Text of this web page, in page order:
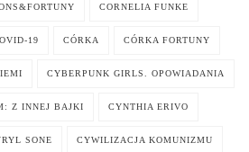
CORNELIA FUNKE
19 CÓRKA CÓRKA FORTUNY
CYBERPUNK GIRLS. OPOWIADANIA
Z INNEJ BAJKI CYNTHIA ERIVO
SONE CYWILIZACJA KOMUNIZMU